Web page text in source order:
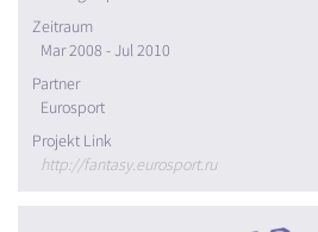
Zeitraum
Mar 2008 - Jul 2010
Partner
Eurosport
Projekt Link
http://fantasy.eurosport.ru